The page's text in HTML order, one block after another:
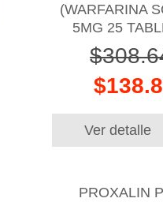
(WARFARINA
5MG 25
Ver detalle
PROXALIN